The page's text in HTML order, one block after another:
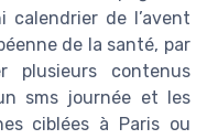
calendrier de l’avent
de la santé, par
plusieurs contenus
sms journée et les
ciblées à Paris ou